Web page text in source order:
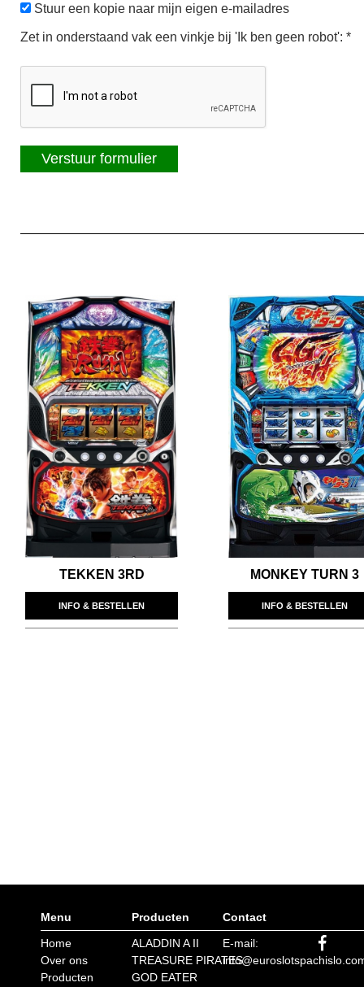
Stuur een kopie naar mijn eigen e-mailadres
Zet in onderstaand vak een vinkje bij 'Ik ben geen robot': *
TEKKEN 3RD
INFO & BESTELLEN
MONKEY TURN 3
INFO & BESTELLEN
Menu
Home
Over ons
Producten
Producten
ALADDIN A II
TREASURE PIRATES
GOD EATER
Contact
E-mail: